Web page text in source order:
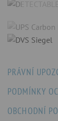
PRÁVNÍ
PODMÍNKY
OBCHODNÍ